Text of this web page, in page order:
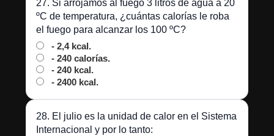
27. Si arrojamos al fuego 3 litros de agua a 20
ºC de temperatura, ¿cuántas calorías le roba
el fuego para alcanzar los 100 ºC?
- 2,4 kcal.
- 240 calorías.
- 240 kcal.
- 2400 kcal.
28. El julio es la unidad de calor en el Sistema
Internacional y por lo tanto: